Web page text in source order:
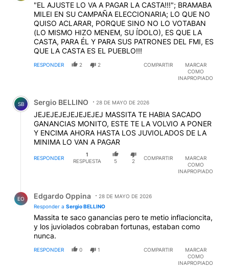
"EL AJUSTE LO VA A PAGAR LA CASTA!!!"; BRAMABA
MILEI EN SU CAMPAÑA ELECCIONARIA; LO QUE NO
QUISO ACLARAR, PORQUE SINO NO LO VOTABAN
(LO MISMO HIZO MENEM, SU ÍDOLO), ES QUE LA
CASTA, PARA ÉL Y PARA SUS PATRONES DEL FMI, ES
QUE LA CASTA ES EL PUEBLO!!!
RESPONDER 2 2 COMPARTIR
MARCAR
COMO
INAPROPIADO
Comentario de Sergio BELLINO.
SB Sergio BELLINO 28 DE MAYO DE 2026
JEJEJEJEJEJEJEJEJ MASSITA TE HABIA SACADO
GANANCIAS MONITO, ESTE TE LA VOLVIO A PONER
Y ENCIMA AHORA HASTA LOS JUVIOLADOS DE LA
MINIMA LO VAN A PAGAR
RESPONDER
1
RESPUESTA
5 2
COMPARTIR
MARCAR
COMO
INAPROPIADO
EO Edgardo Oppina
28 DE MAYO DE 2026
Responder a Sergio BELLINO
Massita te saco ganancias pero te metio inflacioncita,
y los juviolados cobraban fortunas, estaban como
nunca.
RESPONDER 0 1 COMPARTIR
MARCAR
COMO
INAPROPIADO